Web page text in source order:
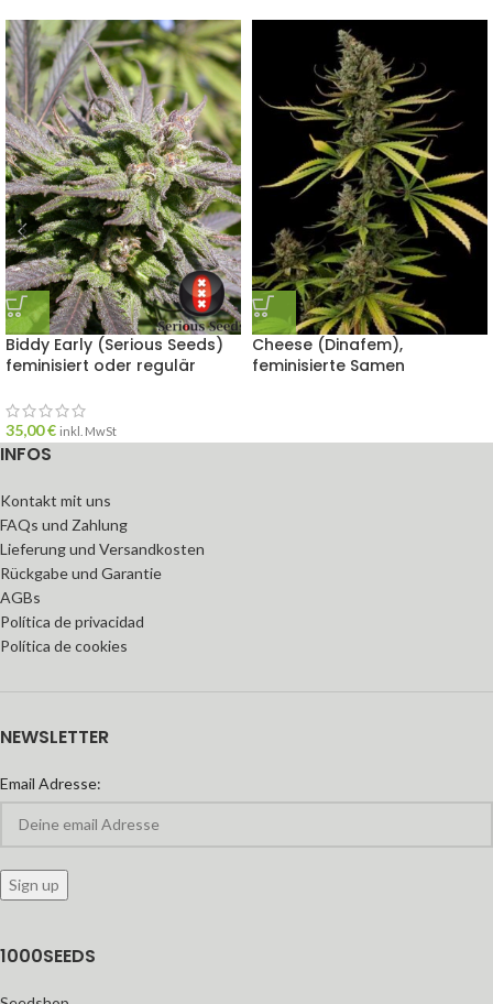
Biddy Early (Serious Seeds)
feminisiert oder regulär
35,00€ inkl. MwSt
Cheese (Dinafem),
feminisierte Samen
INFOS
Kontakt mit uns
FAQs und Zahlung
Lieferung und Versandkosten
Rückgabe und Garantie
AGBs
Política de privacidad
Política de cookies
NEWSLETTER
Email Adresse:
1000SEEDS